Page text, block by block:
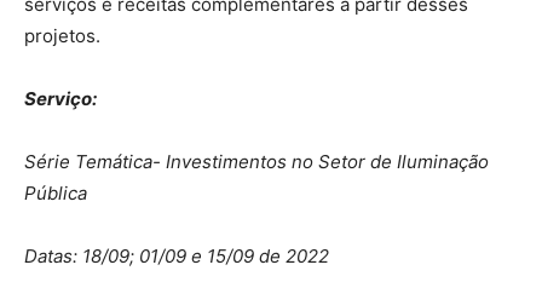
projetos.
Serviço:
Série Temática- Investimentos no Setor de Iluminação
Pública
Datas: 18/09; 01/09 e 15/09 de 2022